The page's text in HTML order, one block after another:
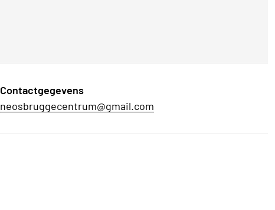
Contactgegevens
neosbruggecentrum@gmail.com